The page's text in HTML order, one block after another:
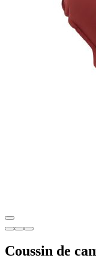
Coussin de